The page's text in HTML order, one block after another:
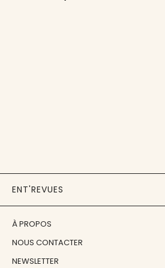
ENT'REVUES
À PROPOS
NOUS CONTACTER
NEWSLETTER